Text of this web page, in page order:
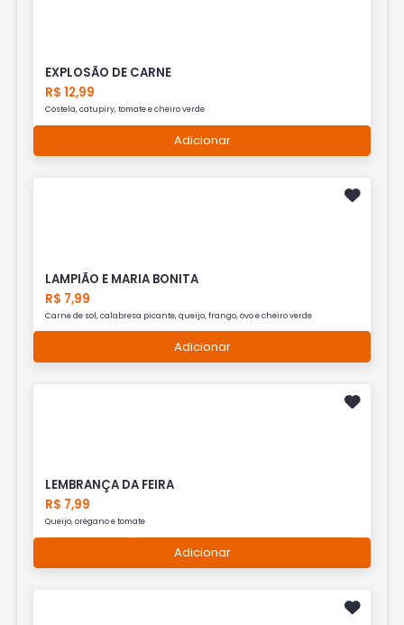
EXPLOSÃO DE CARNE
R$ 12,99
Costela, catupiry, tomate e cheiro verde
Adicionar
LAMPIÃO E MARIA BONITA
R$ 7,99
Carne de sol, calabresa picante, queijo, frango, ovo e cheiro verde
Adicionar
LEMBRANÇA DA FEIRA
R$ 7,99
Queijo, orégano e tomate
Adicionar